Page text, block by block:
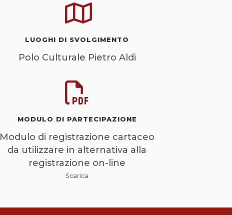
LUOGHI DI SVOLGIMENTO
Polo Culturale Pietro Aldi
MODULO DI PARTECIPAZIONE
Modulo di registrazione cartaceo
da utilizzare in alternativa alla
registrazione on-line
Scarica